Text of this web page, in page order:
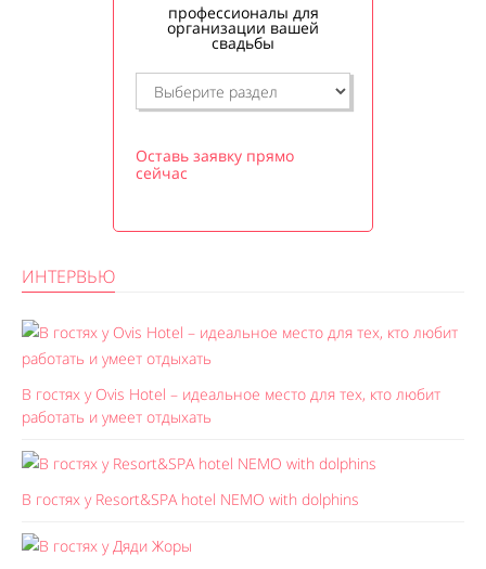
профессионалы для
организации вашей
свадьбы
Оставь заявку прямо
сейчас
ИНТЕРВЬЮ
В гостях у Ovis Hotel – идеальное место для тех, кто любит
работать и умеет отдыхать
В гостях у Resort&SPA hotel NEMO with dolphins